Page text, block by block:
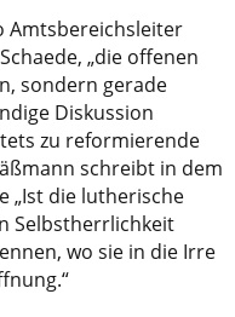
Amtsbereichsleiter
„die offenen
sondern gerade
Diskussion
zu reformierende
schreibt in dem
„Ist die lutherische
Selbstherrlichkeit
wo sie in die Irre